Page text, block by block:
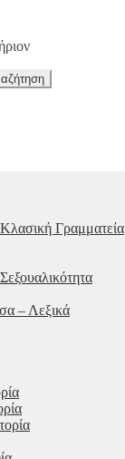
Γραμματεία
– Λεξικά